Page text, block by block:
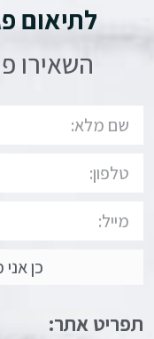
לתיאום
השאירו
כן אני
תפריט אתר: